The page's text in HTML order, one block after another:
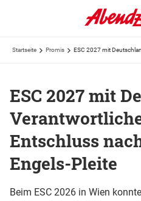
Startseite Promis
ESC 2027 mit
Entschluss
Engels-Pleite
Beim ESC 2026 in Wien